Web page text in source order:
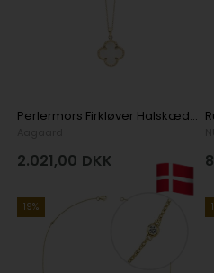
Perlermors Firkløver Halskæde i 8 kt guld fra Aagard med 45 cm forgyldt kæde
2.021,00 DKK
19%